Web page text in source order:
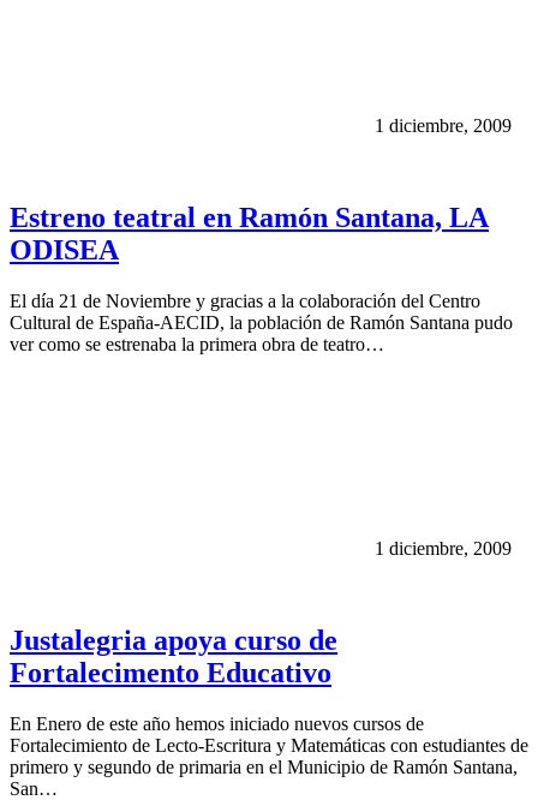
1 diciembre, 2009
Estreno teatral en Ramón Santana, LA
ODISEA
El día 21 de Noviembre y gracias a la colaboración del Centro
Cultural de España-AECID, la población de Ramón Santana pudo
ver como se estrenaba la primera obra de teatro…
1 diciembre, 2009
Justalegria apoya curso de
Fortalecimento Educativo
En Enero de este año hemos iniciado nuevos cursos de
Fortalecimiento de Lecto-Escritura y Matemáticas con estudiantes de
primero y segundo de primaria en el Municipio de Ramón Santana,
San…